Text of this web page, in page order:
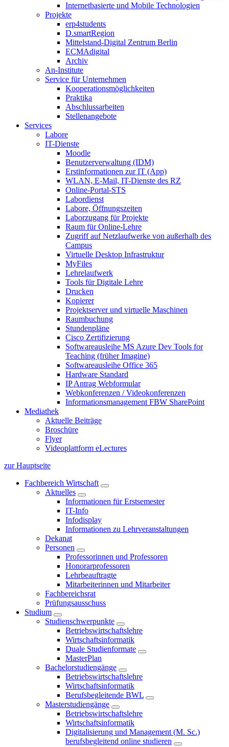
Internetbasierte und Mobile Technologien
Projekte
erp4students
D.smartRegion
Mittelstand-Digital Zentrum Berlin
ECMAdigital
Archiv
An-Institute
Service für Unternehmen
Kooperationsmöglichkeiten
Praktika
Abschlussarbeiten
Stellenangebote
Services
Labore
IT-Dienste
Moodle
Benutzerverwaltung (IDM)
Erstinformationen zur IT (App)
WLAN, E-Mail, IT-Dienste des RZ
Online-Portal-STS
Labordienst
Labore, Öffnungszeiten
Laborzugang für Projekte
Raum für Online-Lehre
Zugriff auf Netzlaufwerke von außerhalb des
Campus
Virtuelle Desktop Infrastruktur
MyFiles
Lehrelaufwerk
Tools für Digitale Lehre
Drucken
Kopierer
Projektserver und virtuelle Maschinen
Raumbuchung
Stundenpläne
Cisco Zertifizierung
Softwareausleihe MS Azure Dev Tools for
Teaching (früher Imagine)
Softwareausleihe Office 365
Hardware Standard
IP Antrag Webformular
Webkonferenzen / Videokonferenzen
Informationsmanagement FBW SharePoint
Mediathek
Aktuelle Beiträge
Broschüre
Flyer
Videoplattform eLectures
zur Hauptseite
Fachbereich Wirtschaft
Aktuelles
Informationen für Erstsemester
IT-Info
Infodisplay
Informationen zu Lehrveranstaltungen
Dekanat
Personen
Professorinnen und Professoren
Honorarprofessoren
Lehrbeauftragte
Mitarbeiterinnen und Mitarbeiter
Fachbereichsrat
Prüfungsausschuss
Studium
Studienschwerpunkte
Betriebswirtschaftslehre
Wirtschaftsinformatik
Duale Studienformate
MasterPlan
Bachelorstudiengänge
Betriebswirtschaftslehre
Wirtschaftsinformatik
Berufsbegleitende BWL
Masterstudiengänge
Betriebswirtschaftslehre
Wirtschaftsinformatik
Digitalisierung und Management (M. Sc.)
berufsbegleitend online studieren